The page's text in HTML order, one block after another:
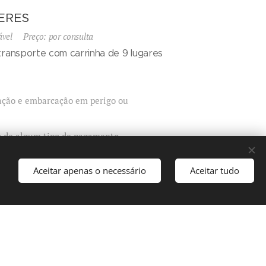
Preço: por consulta
com carrinha de 9 lugares
e embarcação em perigo ou
algum tipo de pagamento
Aceitar apenas o necessário Aceitar tudo